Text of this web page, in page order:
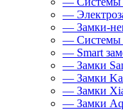
—
— Замки-
— Системы
— Smart
— Замки
— Замки
— Замки
— Замки